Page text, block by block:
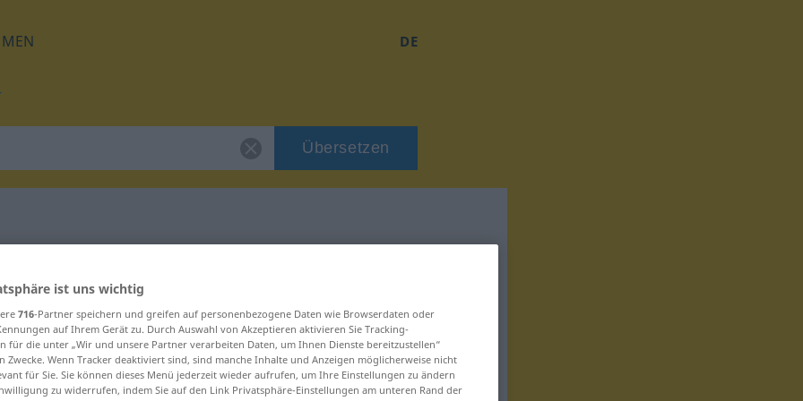
DE
Übersetzen
"keusch"
ist uns wichtig
716-Partner speichern und greifen auf personenbezogene Daten wie Browserdaten oder
auf Ihrem Gerät zu. Durch Auswahl von Akzeptieren aktivieren Sie Tracking-
für die unter „Wir und unsere Partner verarbeiten Daten, um Ihnen Dienste bereitzustellen“
Zwecke. Wenn Tracker deaktiviert sind, sind manche Inhalte und Anzeigen möglicherweise nicht
für Sie. Sie können dieses Menü jederzeit wieder aufrufen, um Ihre Einstellungen zu ändern
zu widerrufen, indem Sie auf den Link Privatsphäre-Einstellungen am unteren Rand der